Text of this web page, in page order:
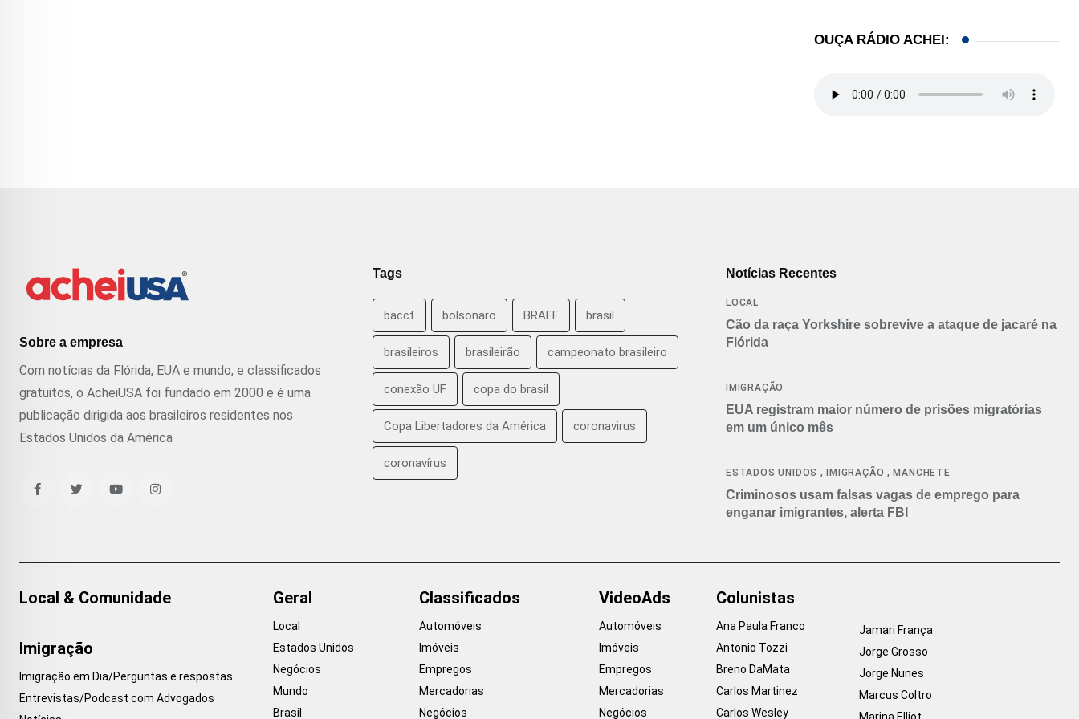
OUÇA RÁDIO ACHEI:
Sobre a empresa
Com notícias da Flórida, EUA e mundo, e classificados
gratuitos, o AcheiUSA foi fundado em 2000 e é uma
publicação dirigida aos brasileiros residentes nos
Estados Unidos da América
Tags
baccf bolsonaro BRAFF brasil
brasileiros brasileirão campeonato brasileiro
conexão UF copa do brasil
Copa Libertadores da América coronavirus
coronavírus
Notícias Recentes
LOCAL
Cão da raça Yorkshire sobrevive a ataque de jacaré na
Flórida
IMIGRAÇÃO
EUA registram maior número de prisões migratórias
em um único mês
ESTADOS UNIDOS , IMIGRAÇÃO ,MANCHETE
Criminosos usam falsas vagas de emprego para
enganar imigrantes, alerta FBI
Local & Comunidade
Imigração
Imigração em Dia/Perguntas e respostas
Entrevistas/Podcast com Advogados
Geral
Local
Estados Unidos
Negócios
Mundo
Brasil
Classificados
Automóveis
Imóveis
Empregos
Mercadorias
Negócios
VideoAds
Automóveis
Imóveis
Empregos
Mercadorias
Negócios
Colunistas
Ana Paula Franco
Antonio Tozzi
Breno DaMata
Carlos Martinez
Carlos Wesley
Jamari França
Jorge Grosso
Jorge Nunes
Marcus Coltro